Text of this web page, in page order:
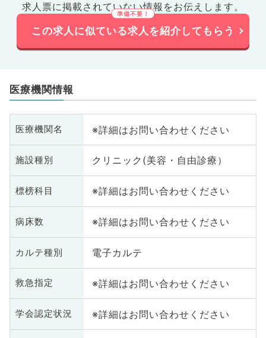
求人票に掲載されていない情報をお伝えします。
この求人に似ている求人を紹介してもらう
医療機関情報
医療機関名 ※詳細はお問い合わせください
施設種別 クリニック(美容・自由診療）
標榜科目 ※詳細はお問い合わせください
病床数 ※詳細はお問い合わせください
カルテ種別 電子カルテ
救急指定 ※詳細はお問い合わせください
学会認定状況 ※詳細はお問い合わせください